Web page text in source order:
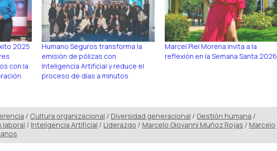
2025
con la
Humano Seguros transforma la
emisión de pólizas con
Inteligencia Artificial y reduce el
proceso de días a minutos
Marcel Piel Morena invita a la
reflexión en la Semana Santa 2026
/ Cultura organizacional / Diversidad generacional / Gestión humana /
laboral / Inteligencia Artificial / Liderazgo / Marcelo Giovanni Muñoz Rojas / Marcelo